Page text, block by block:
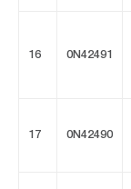
16 0N42491
17 0N42490